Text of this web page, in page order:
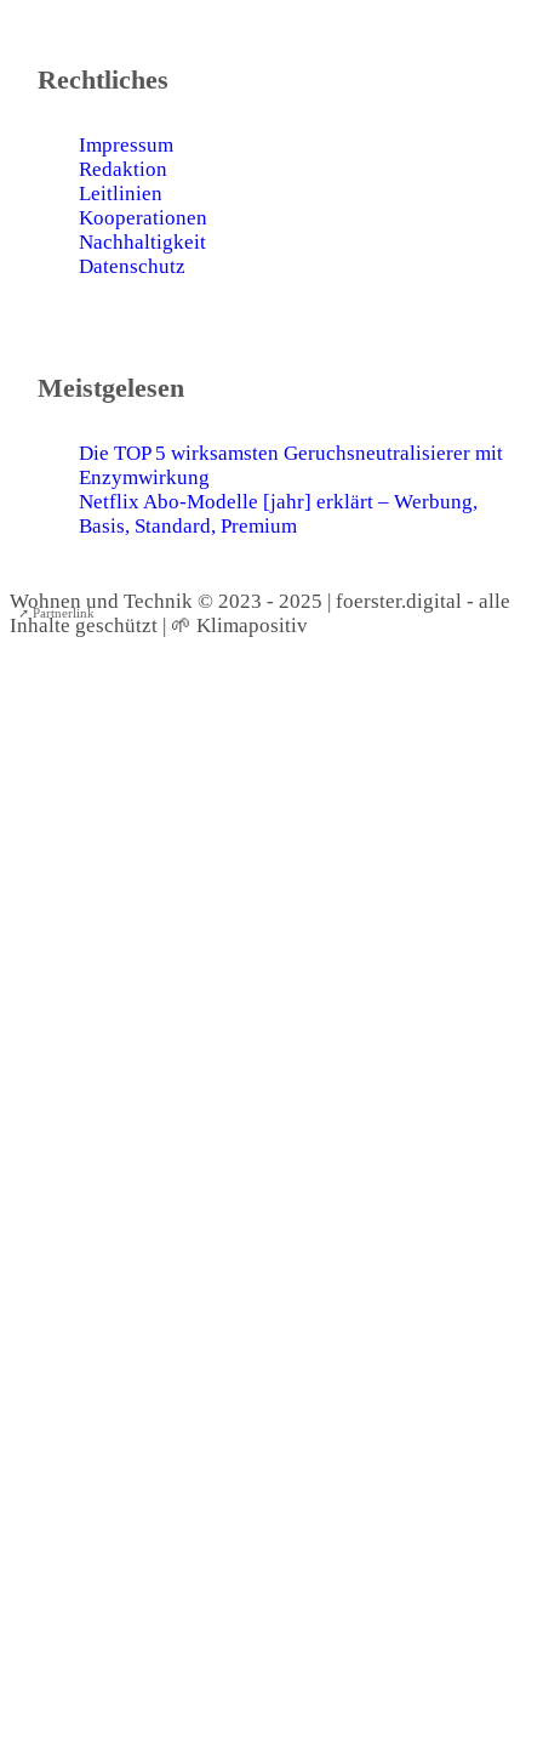
➚ Partnerlink
Rechtliches
Impressum
Redaktion
Leitlinien
Kooperationen
Nachhaltigkeit
Datenschutz
Meistgelesen
Die TOP 5 wirksamsten Geruchsneutralisierer mit
Enzymwirkung
Netflix Abo-Modelle [jahr] erklärt – Werbung,
Basis, Standard, Premium
Wohnen und Technik © 2023 - 2025 | foerster.digital - alle
Inhalte geschützt | 🌱 Klimapositiv